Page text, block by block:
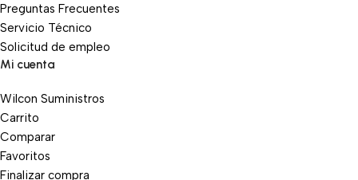
Preguntas Frecuentes
Servicio Técnico
Solicitud de empleo
Mi cuenta
Wilcon Suministros
Carrito
Comparar
Favoritos
Finalizar compra